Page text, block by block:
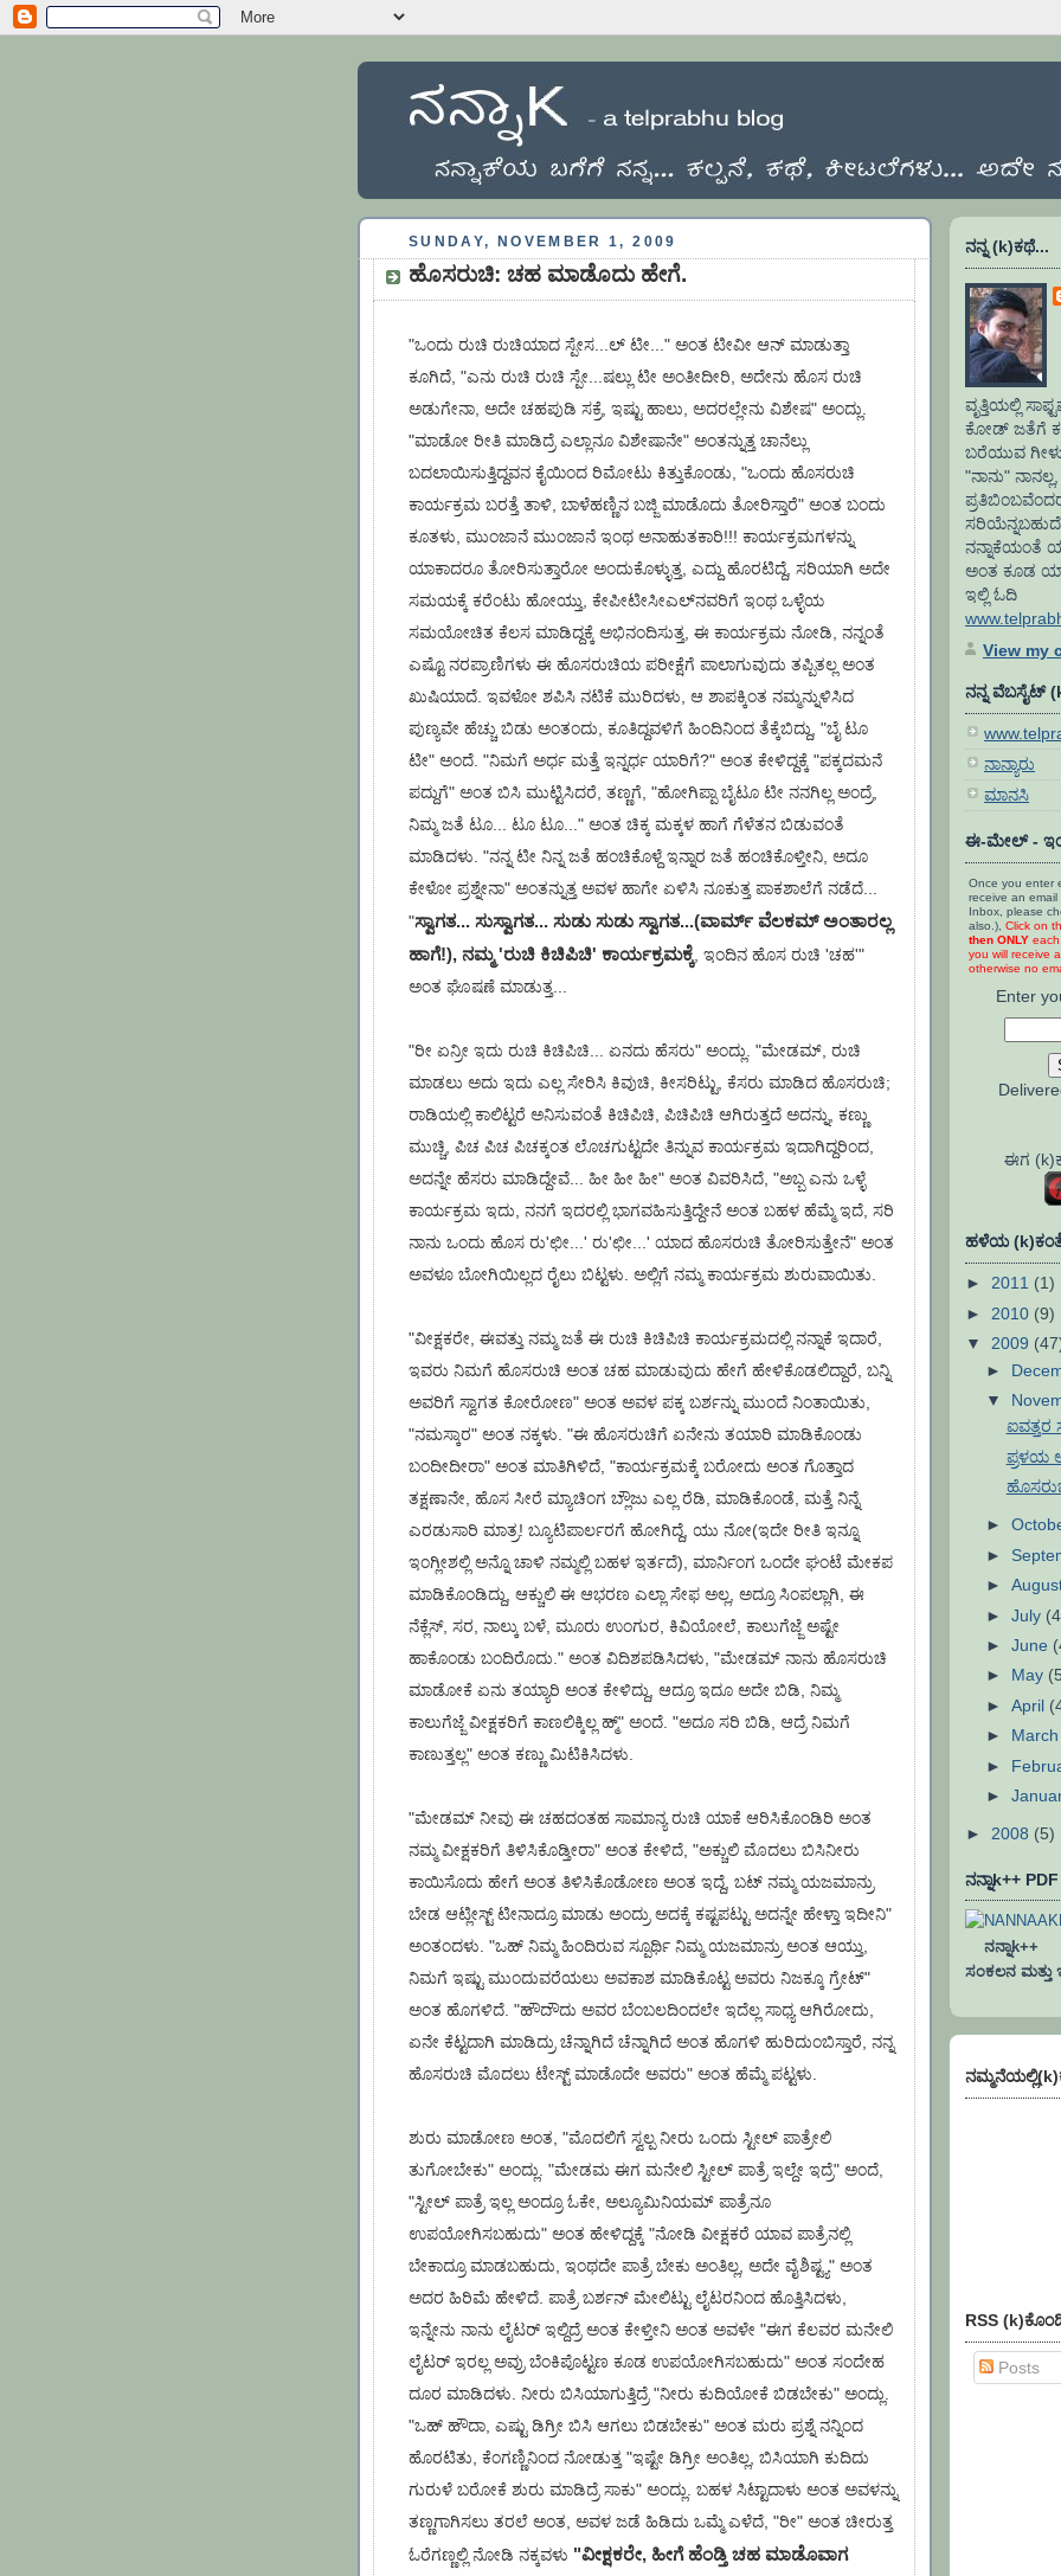
SUNDAY, NOVEMBER 1, 2009
ಹೊಸರುಚಿ: ಚಹ ಮಾಡೊದು ಹೇಗೆ.
"ಒಂದು ರುಚಿ ರುಚಿಯಾದ ಸ್ಪೇಸ...ಲ್ ಟೀ..." ಅಂತ ಟೀವೀ ಆನ್ ಮಾಡುತ್ತಾ
ಕೂಗಿದೆ, "ಎನು ರುಚಿ ರುಚಿ ಸ್ಪೇ...ಷಲ್ಲು ಟೀ ಅಂತೀದೀರಿ, ಅದೇನು ಹೊಸ ರುಚಿ
ಅಡುಗೇನಾ, ಅದೇ ಚಹಪುಡಿ ಸಕ್ರೆ, ಇಷ್ಟು ಹಾಲು, ಅದರಲ್ಲೇನು ವಿಶೇಷ" ಅಂದ್ಲು.
"ಮಾಡೋ ರೀತಿ ಮಾಡಿದ್ರೆ ಎಲ್ಲಾನೂ ವಿಶೇಷಾನೇ" ಅಂತನ್ನುತ್ತ ಚಾನೆಲ್ಲು
ಬದಲಾಯಿಸುತ್ತಿದ್ದವನ ಕೈಯಿಂದ ರಿಮೋಟು ಕಿತ್ತುಕೊಂಡು, "ಒಂದು ಹೊಸರುಚಿ
ಕಾರ್ಯಕ್ರಮ ಬರತ್ತೆ ತಾಳಿ, ಬಾಳೆಹಣ್ಣಿನ ಬಜ್ಜಿ ಮಾಡೊದು ತೋರಿಸ್ತಾರೆ" ಅಂತ ಬಂದು
ಕೂತಳು, ಮುಂಜಾನೆ ಮುಂಜಾನೆ ಇಂಥ ಅನಾಹುತಕಾರಿ!!! ಕಾರ್ಯಕ್ರಮಗಳನ್ನು
ಯಾಕಾದರೂ ತೋರಿಸುತ್ತಾರೋ ಅಂದುಕೊಳ್ಳುತ್ತ, ಎದ್ದು ಹೊರಟಿದ್ದೆ, ಸರಿಯಾಗಿ ಅದೇ
ಸಮಯಕ್ಕೆ ಕರೆಂಟು ಹೋಯ್ತು, ಕೇಪೀಟೀಸೀಎಲ್‌ನವರಿಗೆ ಇಂಥ ಒಳ್ಳೆಯ
ಸಮಯೋಚಿತ ಕೆಲಸ ಮಾಡಿದ್ದಕ್ಕೆ ಅಭಿನಂದಿಸುತ್ತ, ಈ ಕಾರ್ಯಕ್ರಮ ನೋಡಿ, ನನ್ನಂತೆ
ಎಷ್ಟೊ ನರಪ್ರಾಣಿಗಳು ಈ ಹೊಸರುಚಿಯ ಪರೀಕ್ಷೆಗೆ ಪಾಲಾಗುವುದು ತಪ್ಪಿತಲ್ಲ ಅಂತ
ಖುಷಿಯಾದೆ. ಇವಳೋ ಶಪಿಸಿ ನಟಿಕೆ ಮುರಿದಳು, ಆ ಶಾಪಕ್ಕಿಂತ ನಮ್ಮನ್ನುಳಿಸಿದ
ಪುಣ್ಯವೇ ಹೆಚ್ಚು ಬಿಡು ಅಂತಂದು, ಕೂತಿದ್ದವಳಿಗೆ ಹಿಂದಿನಿಂದ ತೆಕ್ಕೆಬಿದ್ದು, "ಬೈ ಟೂ
ಟೀ" ಅಂದೆ. "ನಿಮಗೆ ಅರ್ಧ ಮತ್ತೆ ಇನ್ನರ್ಧ ಯಾರಿಗೆ?" ಅಂತ ಕೇಳಿದ್ದಕ್ಕೆ "ಪಕ್ಕದಮನೆ
ಪದ್ದುಗೆ" ಅಂತ ಬಿಸಿ ಮುಟ್ಟಿಸಿದರೆ, ತಣ್ಣಗೆ, "ಹೋಗಿಪ್ಪಾ ಬೈಟೂ ಟೀ ನನಗಿಲ್ಲ ಅಂದ್ರೆ,
ನಿಮ್ಮ ಜತೆ ಟೂ... ಟೂ ಟೂ..." ಅಂತ ಚಿಕ್ಕ ಮಕ್ಕಳ ಹಾಗೆ ಗೆಳೆತನ ಬಿಡುವಂತೆ
ಮಾಡಿದಳು. "ನನ್ನ ಟೀ ನಿನ್ನ ಜತೆ ಹಂಚಿಕೊಳ್ದೆ ಇನ್ನಾರ ಜತೆ ಹಂಚಿಕೊಳ್ತೀನಿ, ಅದೂ
ಕೇಳೋ ಪ್ರಶ್ನೇನಾ" ಅಂತನ್ನುತ್ತ ಅವಳ ಹಾಗೇ ಏಳಿಸಿ ನೂಕುತ್ತ ಪಾಕಶಾಲೆಗೆ ನಡೆದೆ...
"ಸ್ವಾಗತ... ಸುಸ್ವಾಗತ... ಸುಡು ಸುಡು ಸ್ವಾಗತ...(ವಾರ್ಮ್ ವೆಲಕಮ್ ಅಂತಾರಲ್ಲ
ಹಾಗೆ!), ನಮ್ಮ 'ರುಚಿ ಕಿಚಿಪಿಚಿ' ಕಾರ್ಯಕ್ರಮಕ್ಕೆ , ಇಂದಿನ ಹೊಸ ರುಚಿ 'ಚಹ'"
ಅಂತ ಘೊಷಣೆ ಮಾಡುತ್ತ...
"ರೀ ಏನ್ರೀ ಇದು ರುಚಿ ಕಿಚಿಪಿಚಿ... ಏನದು ಹೆಸರು" ಅಂದ್ಲು. "ಮೇಡಮ್, ರುಚಿ
ಮಾಡಲು ಅದು ಇದು ಎಲ್ಲ ಸೇರಿಸಿ ಕಿವುಚಿ, ಕೀಸರಿಟ್ಟು, ಕೆಸರು ಮಾಡಿದ ಹೊಸರುಚಿ;
ರಾಡಿಯಲ್ಲಿ ಕಾಲಿಟ್ಟರೆ ಅನಿಸುವಂತೆ ಕಿಚಿಪಿಚಿ, ಪಿಚಿಪಿಚಿ ಆಗಿರುತ್ತದೆ ಅದನ್ನು, ಕಣ್ಣು
ಮುಚ್ಚಿ, ಪಿಚ ಪಿಚ ಪಿಚಕ್ಕಂತ ಲೊಚಗುಟ್ಟದೇ ತಿನ್ನುವ ಕಾರ್ಯಕ್ರಮ ಇದಾಗಿದ್ದರಿಂದ,
ಅದನ್ನೇ ಹೆಸರು ಮಾಡಿದ್ದೇವೆ... ಹೀ ಹೀ ಹೀ" ಅಂತ ವಿವರಿಸಿದೆ, "ಅಬ್ಬ ಎನು ಒಳ್ಳೆ
ಕಾರ್ಯಕ್ರಮ ಇದು, ನನಗೆ ಇದರಲ್ಲಿ ಭಾಗವಹಿಸುತ್ತಿದ್ದೇನೆ ಅಂತ ಬಹಳ ಹೆಮ್ಮೆ ಇದೆ, ಸರಿ
ನಾನು ಒಂದು ಹೊಸ ರು'ಛೀ...' ರು'ಛೀ...' ಯಾದ ಹೊಸರುಚಿ ತೋರಿಸುತ್ತೇನೆ" ಅಂತ
ಅವಳೂ ಬೋಗಿಯಿಲ್ಲದ ರೈಲು ಬಿಟ್ಟಳು. ಅಲ್ಲಿಗೆ ನಮ್ಮ ಕಾರ್ಯಕ್ರಮ ಶುರುವಾಯಿತು.
"ವೀಕ್ಷಕರೇ, ಈವತ್ತು ನಮ್ಮ ಜತೆ ಈ ರುಚಿ ಕಿಚಿಪಿಚಿ ಕಾರ್ಯಕ್ರಮದಲ್ಲಿ ನನ್ನಾಕೆ ಇದಾರೆ,
ಇವರು ನಿಮಗೆ ಹೊಸರುಚಿ ಅಂತ ಚಹ ಮಾಡುವುದು ಹೇಗೆ ಹೇಳಿಕೊಡಲಿದ್ದಾರೆ, ಬನ್ನಿ
ಅವರಿಗೆ ಸ್ವಾಗತ ಕೋರೋಣ" ಅಂತ ಅವಳ ಪಕ್ಕ ಬರ್ಶನ್ನು ಮುಂದೆ ನಿಂತಾಯಿತು,
"ನಮಸ್ಕಾರ" ಅಂತ ನಕ್ಕಳು. "ಈ ಹೊಸರುಚಿಗೆ ಏನೇನು ತಯಾರಿ ಮಾಡಿಕೊಂಡು
ಬಂದೀದೀರಾ" ಅಂತ ಮಾತಿಗಿಳಿದೆ, "ಕಾರ್ಯಕ್ರಮಕ್ಕೆ ಬರೋದು ಅಂತ ಗೊತ್ತಾದ
ತಕ್ಷಣಾನೇ, ಹೊಸ ಸೀರೆ ಮ್ಯಾಚಿಂಗ ಬ್ಲೌಜು ಎಲ್ಲ ರೆಡಿ, ಮಾಡಿಕೊಂಡೆ, ಮತ್ತೆ ನಿನ್ನೆ
ಎರಡುಸಾರಿ ಮಾತ್ರ! ಬ್ಯೂಟಿಪಾರ್ಲರಗೆ ಹೋಗಿದ್ದೆ, ಯು ನೋ(ಇದೇ ರೀತಿ ಇನ್ನೂ
ಇಂಗ್ಲೀಶಲ್ಲಿ ಅನ್ನೊ ಚಾಳಿ ನಮ್ಮಲ್ಲಿ ಬಹಳ ಇರ್ತದೆ), ಮಾರ್ನಿಂಗ ಒಂದೇ ಘಂಟೆ ಮೇಕಪ
ಮಾಡಿಕೊಂಡಿದ್ದು, ಆಕ್ಚುಲಿ ಈ ಆಭರಣ ಎಲ್ಲಾ ಸೇಫ ಅಲ್ಲ, ಅದ್ರೂ ಸಿಂಪಲ್ಲಾಗಿ, ಈ
ನೆಕ್ಲೆಸ್, ಸರ, ನಾಲ್ಕು ಬಳೆ, ಮೂರು ಉಂಗುರ, ಕಿವಿಯೋಲೆ, ಕಾಲುಗೆಜ್ಜೆ ಅಷ್ಟೇ
ಹಾಕೊಂಡು ಬಂದಿರೊದು." ಅಂತ ವಿದಿಶಪಡಿಸಿದಳು, "ಮೇಡಮ್ ನಾನು ಹೊಸರುಚಿ
ಮಾಡೋಕೆ ಏನು ತಯ್ಯಾರಿ ಅಂತ ಕೇಳಿದ್ದು, ಆದ್ರೂ ಇದೂ ಅದೇ ಬಿಡಿ, ನಿಮ್ಮ
ಕಾಲುಗೆಜ್ಜೆ ವೀಕ್ಷಕರಿಗೆ ಕಾಣಲಿಕ್ಕಿಲ್ಲ ಹ್ಮ್" ಅಂದೆ. "ಅದೂ ಸರಿ ಬಿಡಿ, ಆದ್ರೆ ನಿಮಗೆ
ಕಾಣುತ್ತಲ್ಲ" ಅಂತ ಕಣ್ಣು ಮಿಟಿಕಿಸಿದಳು.
"ಮೇಡಮ್ ನೀವು ಈ ಚಹದಂತಹ ಸಾಮಾನ್ಯ ರುಚಿ ಯಾಕೆ ಆರಿಸಿಕೊಂಡಿರಿ ಅಂತ
ನಮ್ಮ ವೀಕ್ಷಕರಿಗೆ ತಿಳಿಸಿಕೊಡ್ತೀರಾ" ಅಂತ ಕೇಳಿದೆ, "ಅಕ್ಚುಲಿ ಮೊದಲು ಬಿಸಿನೀರು
ಕಾಯಿಸೊದು ಹೇಗೆ ಅಂತ ತಿಳಿಸಿಕೊಡೋಣ ಅಂತ ಇದ್ದೆ, ಬಟ್ ನಮ್ಮ ಯಜಮಾನ್ರು
ಬೇಡ ಆಟ್ಲೀಸ್ಟ್ ಟೀನಾದ್ರೂ ಮಾಡು ಅಂದ್ರು ಅದಕ್ಕೆ ಕಷ್ಟಪಟ್ಟು ಅದನ್ನೇ ಹೇಳ್ತಾ ಇದೀನಿ"
ಅಂತಂದಳು. "ಒಹ್ ನಿಮ್ಮ ಹಿಂದಿರುವ ಸ್ಪೂರ್ಥಿ ನಿಮ್ಮ ಯಜಮಾನ್ರು ಅಂತ ಆಯ್ತು,
ನಿಮಗೆ ಇಷ್ಟು ಮುಂದುವರೆಯಲು ಅವಕಾಶ ಮಾಡಿಕೊಟ್ಟ ಅವರು ನಿಜಕ್ಕೂ ಗ್ರೇಟ್"
ಅಂತ ಹೊಗಳಿದೆ. "ಹೌದೌದು ಅವರ ಬೆಂಬಲದಿಂದಲೇ ಇದೆಲ್ಲ ಸಾಧ್ಯ ಆಗಿರೋದು,
ಏನೇ ಕೆಟ್ಟದಾಗಿ ಮಾಡಿದ್ರು ಚೆನ್ನಾಗಿದೆ ಚೆನ್ನಾಗಿದೆ ಅಂತ ಹೊಗಳಿ ಹುರಿದುಂಬಿಸ್ತಾರೆ, ನನ್ನ
ಹೊಸರುಚಿ ಮೊದಲು ಟೇಸ್ಟ್ ಮಾಡೊದೇ ಅವರು" ಅಂತ ಹೆಮ್ಮೆ ಪಟ್ಟಳು.
ಶುರು ಮಾಡೋಣ ಅಂತ, "ಮೊದಲಿಗೆ ಸ್ವಲ್ಪ ನೀರು ಒಂದು ಸ್ಟೀಲ್ ಪಾತ್ರೇಲಿ
ತುಗೋಬೇಕು" ಅಂದ್ಲು. "ಮೇಡಮ ಈಗ ಮನೇಲಿ ಸ್ಟೀಲ್ ಪಾತ್ರೆ ಇಲ್ದೇ ಇದ್ರೆ" ಅಂದೆ,
"ಸ್ಟೀಲ್ ಪಾತ್ರೆ ಇಲ್ಲ ಅಂದ್ರೂ ಓಕೇ, ಅಲ್ಯೂಮಿನಿಯಮ್ ಪಾತ್ರೆನೂ
ಉಪಯೋಗಿಸಬಹುದು" ಅಂತ ಹೇಳಿದ್ದಕ್ಕೆ "ನೋಡಿ ವೀಕ್ಷಕರೆ ಯಾವ ಪಾತ್ರೆನಲ್ಲಿ
ಬೇಕಾದ್ರೂ ಮಾಡಬಹುದು, ಇಂಥದೇ ಪಾತ್ರೆ ಬೇಕು ಅಂತಿಲ್ಲ, ಅದೇ ವೈಶಿಷ್ಟ್ಯ" ಅಂತ
ಅದರ ಹಿರಿಮೆ ಹೇಳಿದೆ. ಪಾತ್ರೆ ಬರ್ಶನ್ ಮೇಲಿಟ್ಟು ಲೈಟರನಿಂದ ಹೊತ್ತಿಸಿದಳು,
ಇನ್ನೇನು ನಾನು ಲೈಟರ್ ಇಲ್ದಿದ್ರೆ ಅಂತ ಕೇಳ್ತೀನಿ ಅಂತ ಅವಳೇ "ಈಗ ಕೆಲವರ ಮನೇಲಿ
ಲೈಟರ್ ಇರಲ್ಲ ಅವ್ರು ಬೆಂಕಿಪೊಟ್ಟಣ ಕೂಡ ಉಪಯೋಗಿಸಬಹುದು" ಅಂತ ಸಂದೇಹ
ದೂರ ಮಾಡಿದಳು. ನೀರು ಬಿಸಿಯಾಗುತ್ತಿದ್ರೆ "ನೀರು ಕುದಿಯೋಕೆ ಬಿಡಬೇಕು" ಅಂದ್ಲು.
"ಒಹ್ ಹೌದಾ, ಎಷ್ಟು ಡಿಗ್ರೀ ಬಿಸಿ ಆಗಲು ಬಿಡಬೇಕು" ಅಂತ ಮರು ಪ್ರಶ್ನೆ ನನ್ನಿಂದ
ಹೊರಟಿತು, ಕೆಂಗಣ್ಣಿನಿಂದ ನೋಡುತ್ತ "ಇಷ್ಟೇ ಡಿಗ್ರೀ ಅಂತಿಲ್ಲ, ಬಿಸಿಯಾಗಿ ಕುದಿದು
ಗುರುಳೆ ಬರೋಕೆ ಶುರು ಮಾಡಿದ್ರೆ ಸಾಕು" ಅಂದ್ಲು. ಬಹಳ ಸಿಟ್ಟಾದಾಳು ಅಂತ ಅವಳನ್ನು
ತಣ್ಣಗಾಗಿಸಲು ತರಲೆ ಅಂತ, ಅವಳ ಜಡೆ ಹಿಡಿದು ಒಮ್ಮೆ ಎಳೆದೆ, "ರೀ" ಅಂತ ಚೀರುತ್ತ
ಓರೆಗಣ್ಣಲ್ಲಿ ನೋಡಿ ನಕ್ಕವಳು "ವೀಕ್ಷಕರೇ, ಹೀಗೆ ಹೆಂಡ್ತಿ ಚಹ ಮಾಡೊವಾಗ
ನನ್ನ (k)ಕಥೆ...
ವೃತ್ತಿಯಲ್ಲಿ
ಕೋಡ್ ಜತೆಗೆ
ಬರೆಯುವ
"ನಾನು" ನಾನಲ್ಲ,
ನನ್ನಾಕೆಯಂತೆ
ಅಂತ ಕೂಡ
ಇಲ್ಲಿ ಓದಿ
View my
ನನ್ನ ವೆಬಸೈಟ್
ನಾನ್ಯಾರು
ಮಾನಸಿ
ಈ-ಮೇಲ್ -
Once you enter
receive an
Inbox, please
also.), Click on
then ONLY
you will receive
otherwise no
Enter
ಈಗ
ಹಳೆಯ
► 2011 (1)
► 2010 (9)
▼ 2009
►
▼
ಐವತ್ತರ
ಪ್ರಳಯ
►
►
►
► July
► June
► May
► April
►
►
►
► 2008 (5)
ನನ್ನಾk++
ನನ್ನಾk++
ಸಂಕಲನ ಮತ್ತು
RSS
Posts